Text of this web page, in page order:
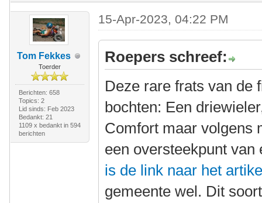
Tom Fekkes
Toerder
Berichten: 658
Topics: 2
Lid sinds: Feb 2023
Bedankt: 21
1109 x bedankt in 594
berichten
15-Apr-2023, 04:22 PM
Roepers schreef:
Deze rare frats van de
bochten: Een
Comfort maar volgens
een oversteekpunt
is de link naar het
gemeente wel. Dit